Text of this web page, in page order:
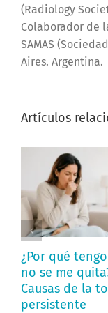
(Radiology
Colaborador de
SAMAS
Aires. Argentina.
Artículos
¿Por qué
no se me
Causas de la
persistente